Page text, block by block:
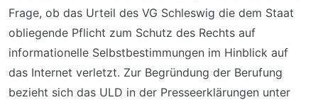
Frage, ob das Urteil des VG Schleswig die dem Staat
obliegende Pflicht zum Schutz des Rechts auf
informationelle Selbstbestimmungen im Hinblick auf
das Internet verletzt. Zur Begründung der Berufung
bezieht sich das ULD in der Presseerklärungen unter